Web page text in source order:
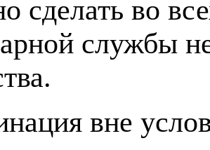
сделать во
службы
вне